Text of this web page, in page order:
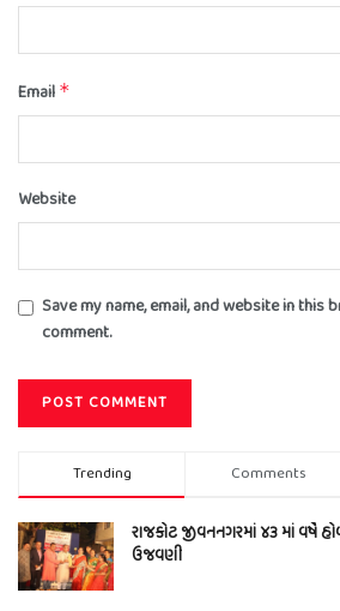
Email *
Website
Save my name, email, and website in this
comment.
Trending Comments
રાજકોટ જીવનનગરમાં ૪૩ માં વર્ષે
ઉજવણી